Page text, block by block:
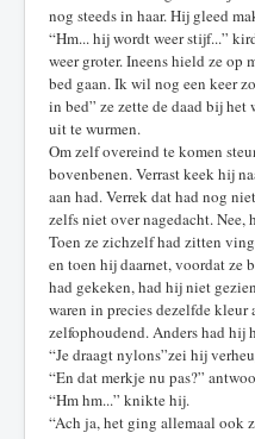
nog steeds in haar. Hij gleed
“Hm... hij wordt weer stijf...”
weer groter. Ineens hield ze op
bed gaan. Ik wil nog een keer
in bed” ze zette de daad bij
uit te wurmen.
Om zelf overeind te komen
bovenbenen. Verrast keek hij
aan had. Verrek dat had nog
zelfs niet over nagedacht. Nee,
Toen ze zichzelf had zitten
en toen hij daarnet, voordat ze
had gekeken, had hij niet
waren in precies dezelfde
zelfophoudend. Anders had hij
“Je draagt nylons”zei hij
“En dat merkje nu pas?”
“Hm hm...” knikte hij.
“Ach ja, het ging allemaal ook